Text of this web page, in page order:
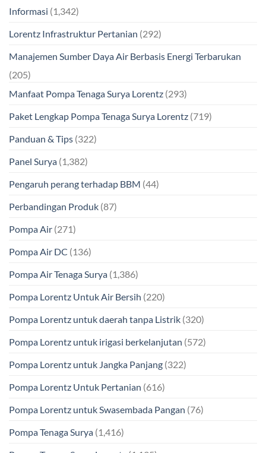
Informasi (1,342)
Lorentz Infrastruktur Pertanian (292)
Manajemen Sumber Daya Air Berbasis Energi Terbarukan
(205)
Manfaat Pompa Tenaga Surya Lorentz (293)
Paket Lengkap Pompa Tenaga Surya Lorentz (719)
Panduan & Tips (322)
Panel Surya (1,382)
Pengaruh perang terhadap BBM (44)
Perbandingan Produk (87)
Pompa Air (271)
Pompa Air DC (136)
Pompa Air Tenaga Surya (1,386)
Pompa Lorentz Untuk Air Bersih (220)
Pompa Lorentz untuk daerah tanpa Listrik (320)
Pompa Lorentz untuk irigasi berkelanjutan (572)
Pompa Lorentz untuk Jangka Panjang (322)
Pompa Lorentz Untuk Pertanian (616)
Pompa Lorentz untuk Swasembada Pangan (76)
Pompa Tenaga Surya (1,416)